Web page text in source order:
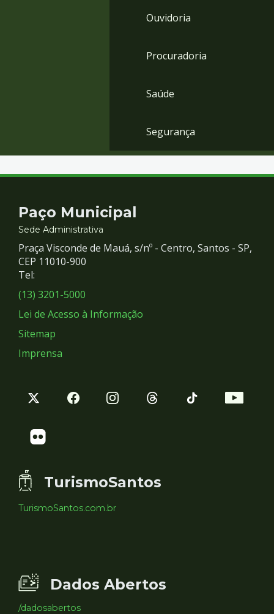
Ouvidoria
Procuradoria
Saúde
Segurança
Contato
e
Redes
Sociais
Paço Municipal
Sede Administrativa
Praça Visconde de Mauá, s/nº - Centro, Santos - SP,
CEP 11010-900
Tel:
(13) 3201-5000
Lei de Acesso à Informação
Sitemap
Imprensa
TurismoSantos
TurismoSantos.com.br
Dados Abertos
/dadosabertos